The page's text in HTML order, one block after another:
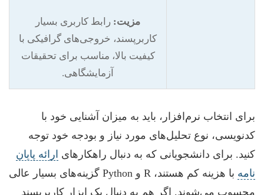
مزیت: رابط کاربری بسیار
کاربرپسند، خروجی‌های گرافیکی با
کیفیت بالا، مناسب برای تحقیقات
آزمایشگاهی.
برای انتخاب نرم‌افزار، باید به میزان آشنایی خود با
کدنویسی، نوع تحلیل‌های مورد نیاز و بودجه خود توجه
کنید. برای دانشجویانی که به دنبال راهکارهای ارائه پایان
نامه
با هزینه کم هستند، R و Python گزینه‌های بسیار عالی
محسوب می‌شوند. اگر هم به دنبال یک ابزار کاربرپسند